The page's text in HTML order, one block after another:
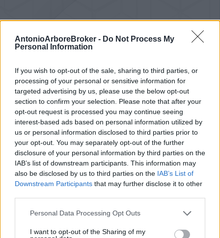
AntonioArboreBroker - Do Not Process My
Personal Information
If you wish to opt-out of the sale, sharing to third parties, or
processing of your personal or sensitive information for
targeted advertising by us, please use the below opt-out
section to confirm your selection. Please note that after your
opt-out request is processed you may continue seeing
interest-based ads based on personal information utilized by
us or personal information disclosed to third parties prior to
your opt-out. You may separately opt-out of the further
disclosure of your personal information by third parties on the
IAB’s list of downstream participants. This information may
also be disclosed by us to third parties on the IAB’s List of
Downstream Participants that may further disclose it to other
Please note that this website/app uses one or more Google
not limited to your visit or usage behaviour. You may click to
Personal Data Processing Opt Outs
I want to opt-out of the Sharing of my